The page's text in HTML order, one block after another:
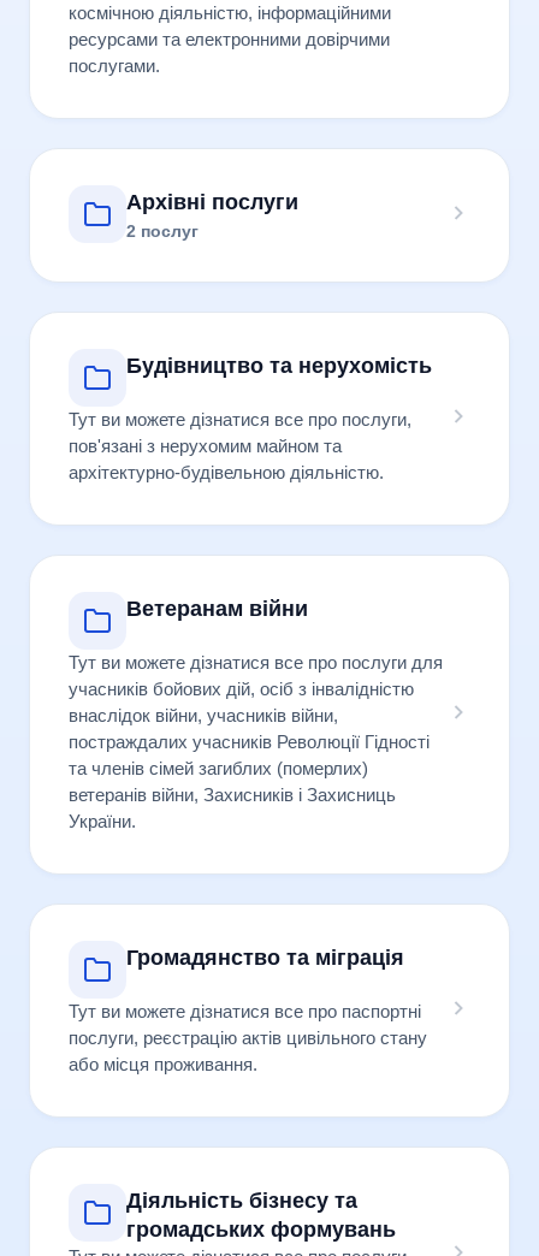
космічною діяльністю, інформаційними
ресурсами та електронними довірчими
послугами.
Архівні послуги
2 послуг
Будівництво та нерухомість
Тут ви можете дізнатися все про послуги,
пов'язані з нерухомим майном та
архітектурно-будівельною діяльністю.
Ветеранам війни
Тут ви можете дізнатися все про послуги для
учасників бойових дій, осіб з інвалідністю
внаслідок війни, учасників війни,
постраждалих учасників Революції Гідності
та членів сімей загиблих (померлих)
ветеранів війни, Захисників і Захисниць
України.
Громадянство та міграція
Тут ви можете дізнатися все про паспортні
послуги, реєстрацію актів цивільного стану
або місця проживання.
Діяльність бізнесу та
громадських формувань